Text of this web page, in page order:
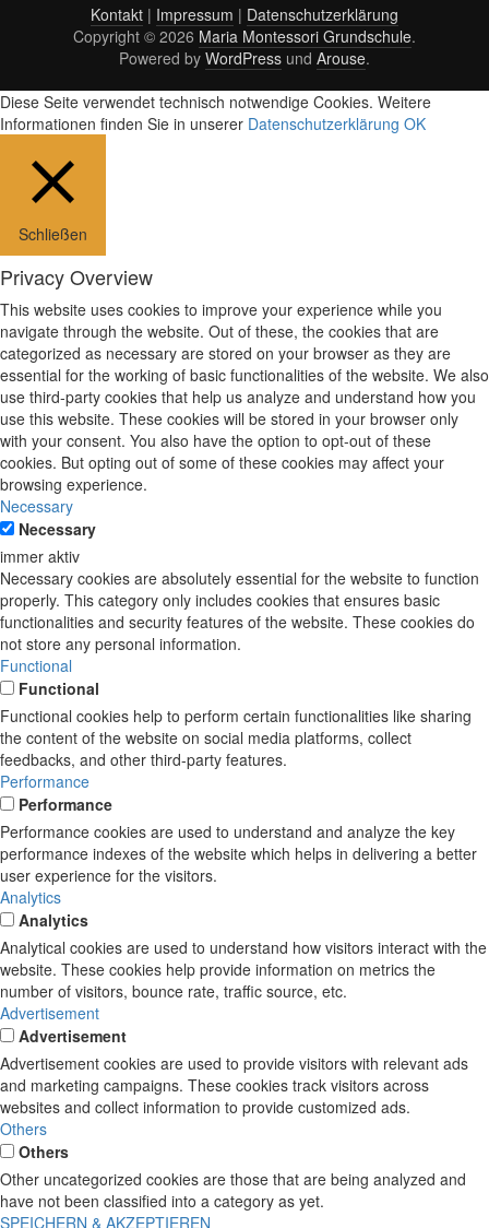
Kontakt | Impressum | Datenschutzerklärung
Copyright © 2026 Maria Montessori Grundschule.
Powered by WordPress und Arouse.
Diese Seite verwendet technisch notwendige Cookies. Weitere
Informationen finden Sie in unserer Datenschutzerklärung OK
Schließen
Privacy Overview
This website uses cookies to improve your experience while you
navigate through the website. Out of these, the cookies that are
categorized as necessary are stored on your browser as they are
essential for the working of basic functionalities of the website. We also
use third-party cookies that help us analyze and understand how you
use this website. These cookies will be stored in your browser only
with your consent. You also have the option to opt-out of these
cookies. But opting out of some of these cookies may affect your
browsing experience.
Necessary
Necessary
immer aktiv
Necessary cookies are absolutely essential for the website to function
properly. This category only includes cookies that ensures basic
functionalities and security features of the website. These cookies do
not store any personal information.
Functional
Functional
Functional cookies help to perform certain functionalities like sharing
the content of the website on social media platforms, collect
feedbacks, and other third-party features.
Performance
Performance
Performance cookies are used to understand and analyze the key
performance indexes of the website which helps in delivering a better
user experience for the visitors.
Analytics
Analytics
Analytical cookies are used to understand how visitors interact with the
website. These cookies help provide information on metrics the
number of visitors, bounce rate, traffic source, etc.
Advertisement
Advertisement
Advertisement cookies are used to provide visitors with relevant ads
and marketing campaigns. These cookies track visitors across
websites and collect information to provide customized ads.
Others
Others
Other uncategorized cookies are those that are being analyzed and
have not been classified into a category as yet.
SPEICHERN & AKZEPTIEREN